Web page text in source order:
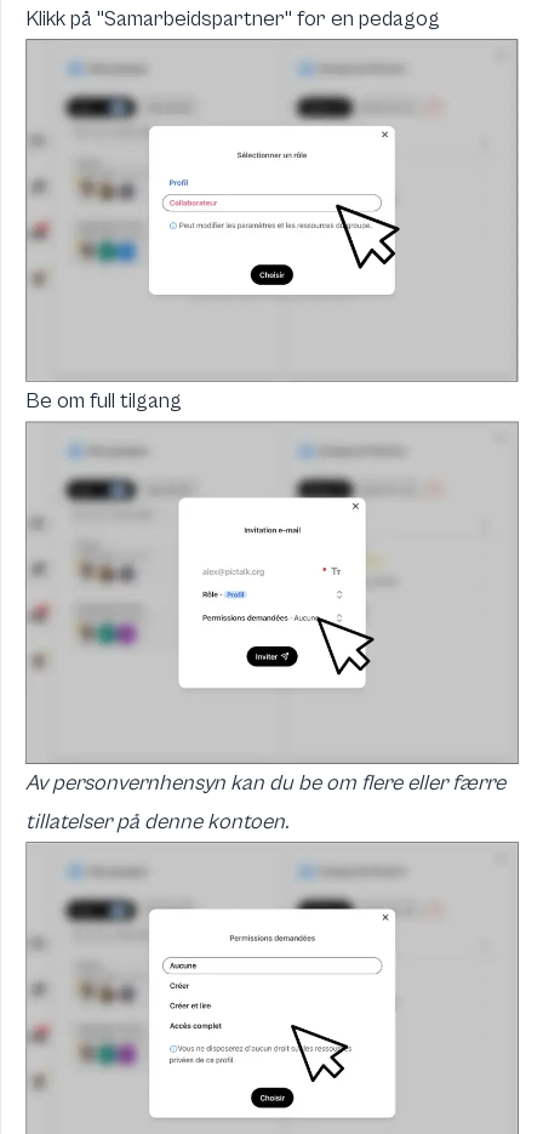
Klikk på "Samarbeidspartner" for en pedagog
Be om full tilgang
Av personvernhensyn kan du be om flere eller færre
tillatelser på denne kontoen.